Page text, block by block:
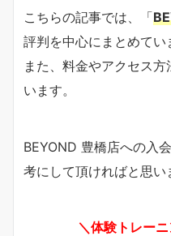
こちらの記事では、「
評判を中心にまとめてい
また、料金やアクセス
います。
BEYOND 豊橋店への入
考にして頂ければと思い
＼体験トレー